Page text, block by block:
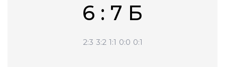
6 : 7 Б
2:3 3:2 1:1 0:0 0:1